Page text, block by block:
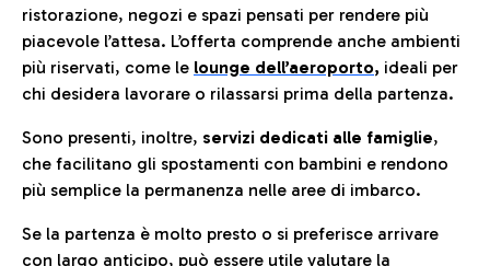
ristorazione, negozi e spazi pensati per rendere più
piacevole l’attesa. L’offerta comprende anche ambienti
più riservati, come le lounge dell’aeroporto, ideali per
chi desidera lavorare o rilassarsi prima della partenza.
Sono presenti, inoltre, servizi dedicati alle famiglie,
che facilitano gli spostamenti con bambini e rendono
più semplice la permanenza nelle aree di imbarco.
Se la partenza è molto presto o si preferisce arrivare
con largo anticipo, può essere utile valutare la